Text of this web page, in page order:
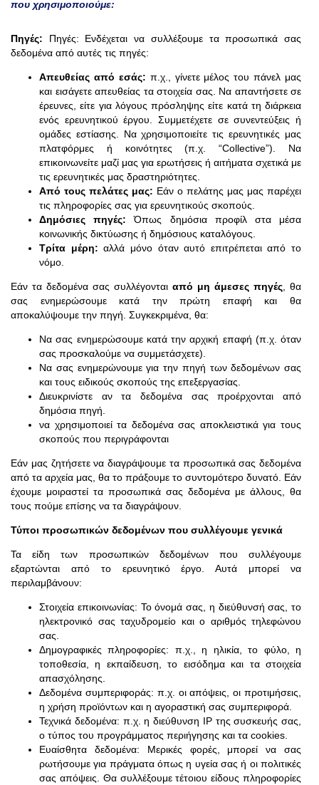
που χρησιμοποιούμε:
Πηγές: Πηγές: Ενδέχεται να συλλέξουμε τα προσωπικά σας
δεδομένα από αυτές τις πηγές:
Απευθείας από εσάς: π.χ., γίνετε μέλος του πάνελ μας
και εισάγετε απευθείας τα στοιχεία σας. Να απαντήσετε σε
έρευνες, είτε για λόγους πρόσληψης είτε κατά τη διάρκεια
ενός ερευνητικού έργου. Συμμετέχετε σε συνεντεύξεις ή
ομάδες εστίασης. Να χρησιμοποιείτε τις ερευνητικές μας
πλατφόρμες ή κοινότητες (π.χ. “Collective”). Να
επικοινωνείτε μαζί μας για ερωτήσεις ή αιτήματα σχετικά με
τις ερευνητικές μας δραστηριότητες.
Από τους πελάτες μας: Εάν ο πελάτης μας μας παρέχει
τις πληροφορίες σας για ερευνητικούς σκοπούς.
Δημόσιες πηγές:Όπως δημόσια προφίλ στα μέσα
κοινωνικής δικτύωσης ή δημόσιους καταλόγους.
Τρίτα μέρη: αλλά μόνο όταν αυτό επιτρέπεται από το
νόμο.
Εάν τα δεδομένα σας συλλέγονται από μη άμεσες πηγές , θα
σας ενημερώσουμε κατά την πρώτη επαφή και θα
αποκαλύψουμε την πηγή. Συγκεκριμένα, θα:
Να σας ενημερώσουμε κατά την αρχική επαφή (π.χ. όταν
σας προσκαλούμε να συμμετάσχετε).
Να σας ενημερώνουμε για την πηγή των δεδομένων σας
και τους ειδικούς σκοπούς της επεξεργασίας.
Διευκρινίστε αν τα δεδομένα σας προέρχονται από
δημόσια πηγή.
να χρησιμοποιεί τα δεδομένα σας αποκλειστικά για τους
σκοπούς που περιγράφονται
Εάν μας ζητήσετε να διαγράψουμε τα προσωπικά σας δεδομένα
από τα αρχεία μας, θα το πράξουμε το συντομότερο δυνατό. Εάν
έχουμε μοιραστεί τα προσωπικά σας δεδομένα με άλλους, θα
τους πούμε επίσης να τα διαγράψουν.
Τύποι προσωπικών δεδομένων που συλλέγουμε γενικά
Τα είδη των προσωπικών δεδομένων που συλλέγουμε
εξαρτώνται από το ερευνητικό έργο. Αυτά μπορεί να
περιλαμβάνουν:
Στοιχεία επικοινωνίας: Το όνομά σας, η διεύθυνσή σας, το
ηλεκτρονικό σας ταχυδρομείο και ο αριθμός τηλεφώνου
σας.
Δημογραφικές πληροφορίες: π.χ., η ηλικία, το φύλο, η
τοποθεσία, η εκπαίδευση, το εισόδημα και τα στοιχεία
απασχόλησης.
Δεδομένα συμπεριφοράς: π.χ. οι απόψεις, οι προτιμήσεις,
η χρήση προϊόντων και η αγοραστική σας συμπεριφορά.
Τεχνικά δεδομένα: π.χ. η διεύθυνση IP της συσκευής σας,
ο τύπος του προγράμματος περιήγησης και τα cookies.
Ευαίσθητα δεδομένα: Μερικές φορές, μπορεί να σας
ρωτήσουμε για πράγματα όπως η υγεία σας ή οι πολιτικές
σας απόψεις. Θα συλλέξουμε τέτοιου είδους πληροφορίες